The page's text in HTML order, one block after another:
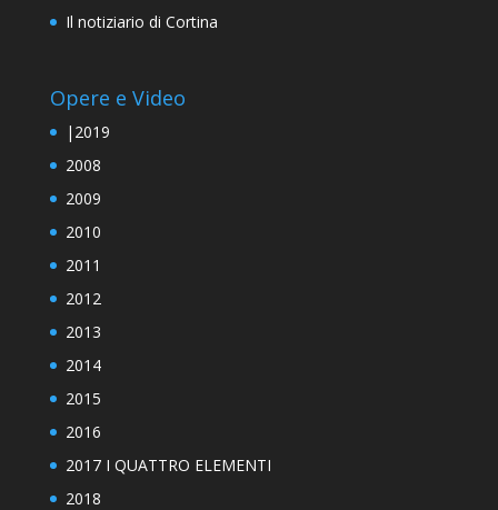
Il notiziario di Cortina
Opere e Video
|2019
2008
2009
2010
2011
2012
2013
2014
2015
2016
2017 I QUATTRO ELEMENTI
2018